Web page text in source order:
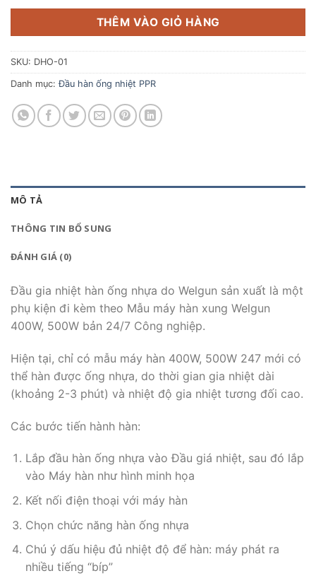
THÊM VÀO GIỎ HÀNG
SKU: DHO-01
Danh mục:Đầu hàn ống nhiệt PPR
MÔ TẢ
THÔNG TIN BỔ SUNG
ĐÁNH GIÁ (0)
Đầu gia nhiệt hàn ống nhựa do Welgun sản xuất là một
phụ kiện đi kèm theo Mẫu máy hàn xung Welgun
400W, 500W bản 24/7 Công nghiệp.
Hiện tại, chỉ có mẫu máy hàn 400W, 500W 247 mới có
thể hàn được ống nhựa, do thời gian gia nhiệt dài
(khoảng 2-3 phút) và nhiệt độ gia nhiệt tương đối cao.
Các bước tiến hành hàn:
Lắp đầu hàn ống nhựa vào Đầu giá nhiệt, sau đó lắp
vào Máy hàn như hình minh họa
Kết nối điện thoại với máy hàn
Chọn chức năng hàn ống nhựa
Chú ý dấu hiệu đủ nhiệt độ để hàn: máy phát ra
nhiều tiếng “bíp”